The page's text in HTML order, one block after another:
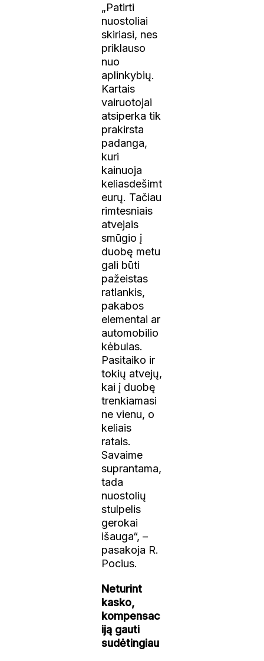
„Patirti
nuostoliai
skiriasi, nes
priklauso
nuo
aplinkybių.
Kartais
vairuotojai
atsiperka tik
prakirsta
padanga,
kuri
kainuoja
keliasdešimt
eurų. Tačiau
rimtesniais
atvejais
smūgio į
duobę metu
gali būti
pažeistas
ratlankis,
pakabos
elementai ar
automobilio
kėbulas.
Pasitaiko ir
tokių atvejų,
kai į duobę
trenkiamasi
ne vienu, o
keliais
ratais.
Savaime
suprantama,
tada
nuostolių
stulpelis
gerokai
išauga“, –
pasakoja R.
Pocius.
Neturint
kasko,
kompensac
iją gauti
sudėtingiau